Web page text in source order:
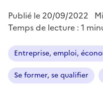
Publié le 20/09/2022
Temps de lecture : 1
Entreprise, emploi,
Se former, se qualifier